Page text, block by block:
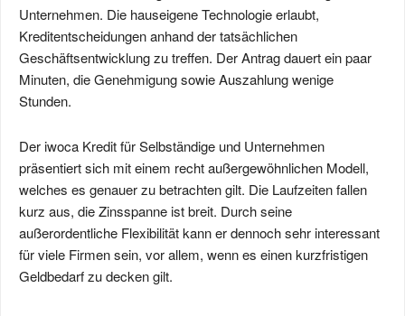
Unternehmen. Die hauseigene Technologie erlaubt,
Kreditentscheidungen anhand der tatsächlichen
Geschäftsentwicklung zu treffen. Der Antrag dauert ein paar
Minuten, die Genehmigung sowie Auszahlung wenige
Stunden.
Der iwoca Kredit für Selbständige und Unternehmen
präsentiert sich mit einem recht außergewöhnlichen Modell,
welches es genauer zu betrachten gilt. Die Laufzeiten fallen
kurz aus, die Zinsspanne ist breit. Durch seine
außerordentliche Flexibilität kann er dennoch sehr interessant
für viele Firmen sein, vor allem, wenn es einen kurzfristigen
Geldbedarf zu decken gilt.